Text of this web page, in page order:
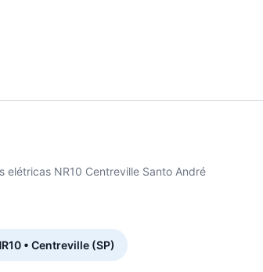
elétricas NR10 Centreville Santo André
• Centreville (SP)